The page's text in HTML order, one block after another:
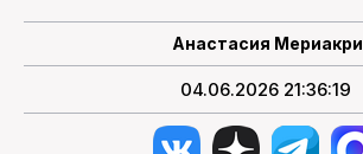
Новости России
Политика
Новости мира
Все материалы 7инфо
Анастасия Мериакри
04.06.2026 21:36:19